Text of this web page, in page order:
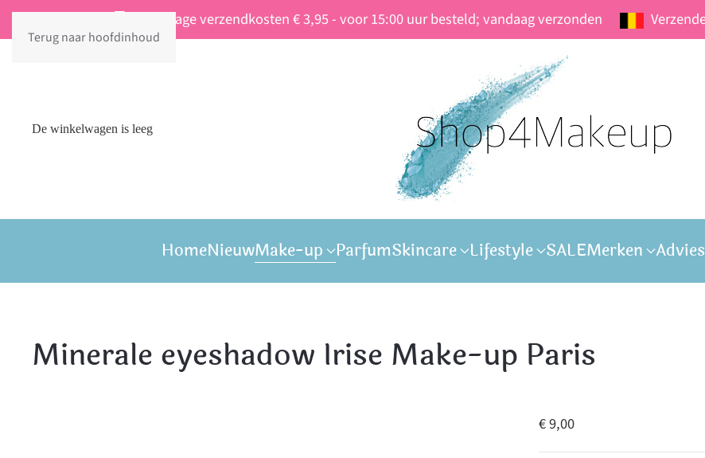
Terug naar hoofdinhoud
Vaste lage verzendkosten € 3,95 - voor 15:00 uur besteld; vandaag verzonden
De winkelwagen is leeg
HomeNieuwMake-up ParfumSkincare Lifestyle SALEMerken Advies
Minerale eyeshadow Irise Make-up Paris
€ 9,00